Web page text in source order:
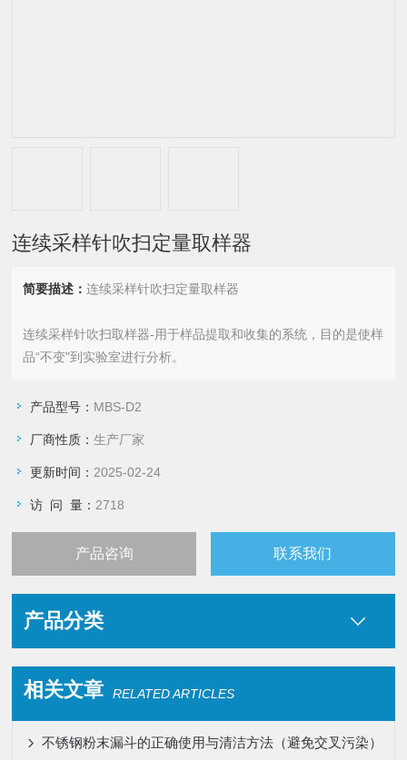
连续采样针吹扫定量取样器
简要描述：连续采样针吹扫定量取样器
连续采样针吹扫取样器-用于样品提取和收集的系统，目的是使样
品“不变"到实验室进行分析。
产品型号： MBS-D2
厂商性质：生产厂家
更新时间： 2025-02-24
访 问 量： 2718
产品咨询 联系我们
产品分类
相关文章 RELATED ARTICLES
不锈钢粉末漏斗的正确使用与清洁方法（避免交叉污染）